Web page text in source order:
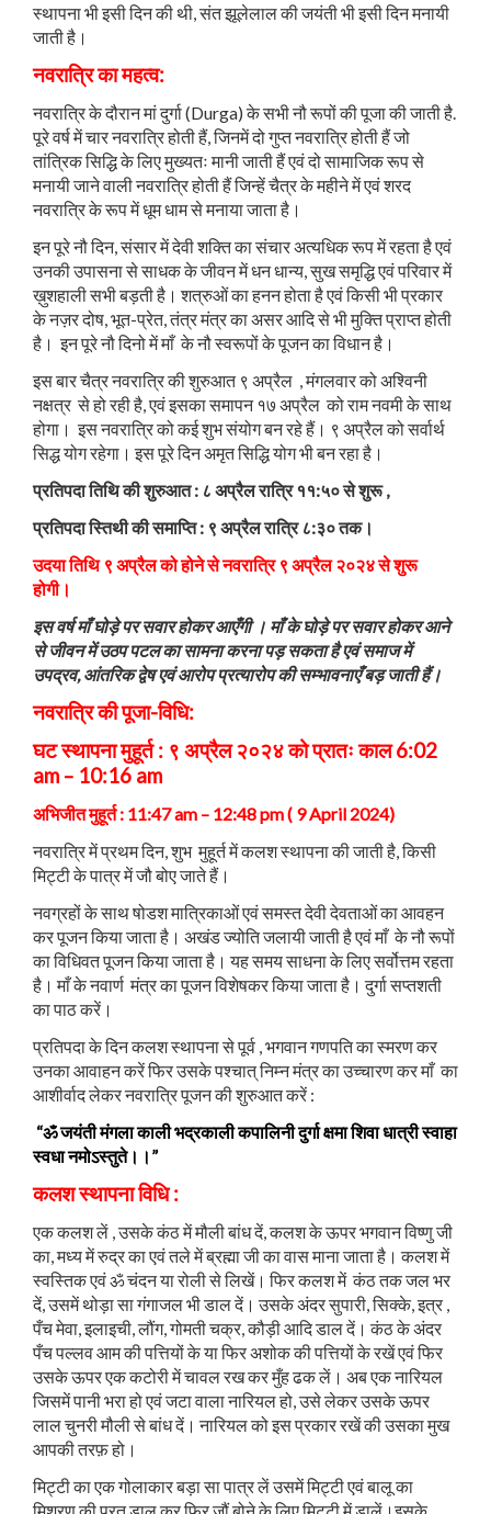
स्थापना भी इसी दिन की थी, संत झूलेलाल की जयंती भी इसी दिन मनायी
जाती है।
नवरात्रि का महत्व:
नवरात्रि के दौरान मां दुर्गा (Durga) के सभी नौ रूपों की पूजा की जाती है.
पूरे वर्ष में चार नवरात्रि होती हैं, जिनमें दो गुप्त नवरात्रि होती हैं जो
तांत्रिक सिद्धि के लिए मुख्यतः मानी जाती हैं एवं दो सामाजिक रूप से
मनायी जाने वाली नवरात्रि होती हैं जिन्हें चैत्र के महीने में एवं शरद
नवरात्रि के रूप में धूम धाम से मनाया जाता है।
इन पूरे नौ दिन, संसार में देवी शक्ति का संचार अत्यधिक रूप में रहता है एवं
उनकी उपासना से साधक के जीवन में धन धान्य, सुख समृद्धि एवं परिवार में
ख़ुशहाली सभी बड़ती है। शत्रुओं का हनन होता है एवं किसी भी प्रकार
के नज़र दोष, भूत-प्रेत, तंत्र मंत्र का असर आदि से भी मुक्ति प्राप्त होती
है। इन पूरे नौ दिनो में माँ के नौ स्वरूपों के पूजन का विधान है।
इस बार चैत्र नवरात्रि की शुरुआत ९ अप्रैल , मंगलवार को अश्विनी
नक्षत्र से हो रही है, एवं इसका समापन १७ अप्रैल को राम नवमी के साथ
होगा। इस नवरात्रि को कई शुभ संयोग बन रहे हैं। ९ अप्रैल को सर्वार्थ
सिद्ध योग रहेगा। इस पूरे दिन अमृत सिद्धि योग भी बन रहा है।
प्रतिपदा तिथि की शुरुआत : ८ अप्रैल रात्रि ११:५० से शुरू ,
प्रतिपदा स्तिथी की समाप्ति : ९ अप्रैल रात्रि ८:३० तक।
उदया तिथि ९ अप्रैल को होने से नवरात्रि ९ अप्रैल २०२४ से शुरू
होगी।
इस वर्ष माँ घोड़े पर सवार होकर आएँगी । माँ के घोड़े पर सवार होकर आने
से जीवन में उठप पटल का सामना करना पड़ सकता है एवं समाज में
उपद्रव, आंतरिक द्वेष एवं आरोप प्रत्यारोप की सम्भावनाएँ बड़ जाती हैं।
नवरात्रि की पूजा-विधि:
घट स्थापना मुहूर्त : ९ अप्रैल २०२४ को प्रातः काल 6:02
am – 10:16 am
अभिजीत मुहूर्त : 11:47 am – 12:48 pm ( 9 April 2024)
नवरात्रि में प्रथम दिन, शुभ मुहूर्त में कलश स्थापना की जाती है, किसी
मिट्टी के पात्र में जौ बोए जाते हैं।
नवग्रहों के साथ षोडश मात्रिकाओं एवं समस्त देवी देवताओं का आवहन
कर पूजन किया जाता है। अखंड ज्योति जलायी जाती है एवं माँ के नौ रूपों
का विधिवत पूजन किया जाता है। यह समय साधना के लिए सर्वोत्तम रहता
है। माँ के नवार्ण मंत्र का पूजन विशेषकर किया जाता है। दुर्गा सप्तशती
का पाठ करें।
प्रतिपदा के दिन कलश स्थापना से पूर्व , भगवान गणपति का स्मरण कर
उनका आवाहन करें फिर उसके पश्चात् निम्न मंत्र का उच्चारण कर माँ का
आशीर्वाद लेकर नवरात्रि पूजन की शुरुआत करें :
“ॐ जयंती मंगला काली भद्रकाली कपालिनी दुर्गा क्षमा शिवा धात्री स्वाहा
स्वधा नमोऽस्तु‍ते।।”
कलश स्थापना विधि :
एक कलश लें , उसके कंठ में मौली बांध दें, कलश के ऊपर भगवान विष्णु जी
का, मध्य में रुद्र का एवं तले में ब्रह्मा जी का वास माना जाता है। कलश में
स्वस्तिक एवं ॐ चंदन या रोली से लिखें। फिर कलश में कंठ तक जल भर
दें, उसमें थोड़ा सा गंगाजल भी डाल दें। उसके अंदर सुपारी, सिक्के, इत्र ,
पँच मेवा, इलाइची, लौंग, गोमती चक्र, कौड़ी आदि डाल दें। कंठ के अंदर
पँच पल्लव आम की पत्तियों के या फिर अशोक की पत्तियों के रखें एवं फिर
उसके ऊपर एक कटोरी में चावल रख कर मुँह ढक लें। अब एक नारियल
जिसमें पानी भरा हो एवं जटा वाला नारियल हो, उसे लेकर उसके ऊपर
लाल चुनरी मौली से बांध दें। नारियल को इस प्रकार रखें की उसका मुख
आपकी तरफ़ हो।
मिट्टी का एक गोलाकार बड़ा सा पात्र लें उसमें मिट्टी एवं बालू का